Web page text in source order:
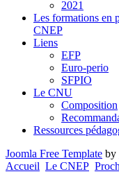
2021
Les formations en
CNEP
Liens
EFP
Euro-perio
SFPIO
Le CNU
Composition
Ressources
Joomla Free Template by
Accueil Le CNEP